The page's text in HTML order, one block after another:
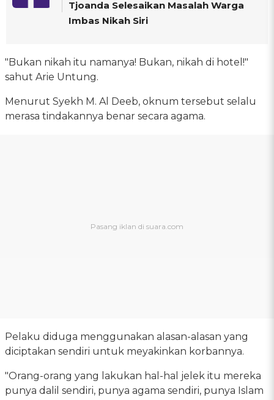
Tjoanda Selesaikan Masalah Warga
Imbas Nikah Siri
"Bukan nikah itu namanya! Bukan, nikah di hotel!"
sahut Arie Untung.
Menurut Syekh M. Al Deeb, oknum tersebut selalu
merasa tindakannya benar secara agama.
Pelaku diduga menggunakan alasan-alasan yang
diciptakan sendiri untuk meyakinkan korbannya.
"Orang-orang yang lakukan hal-hal jelek itu mereka
punya dalil sendiri, punya agama sendiri, punya Islam